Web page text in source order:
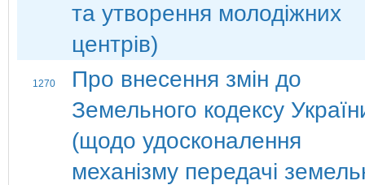
та утворення молодіжних
центрів)
1270
Про внесення змін до
Земельного кодексу
(щодо удосконалення
механізму передачі